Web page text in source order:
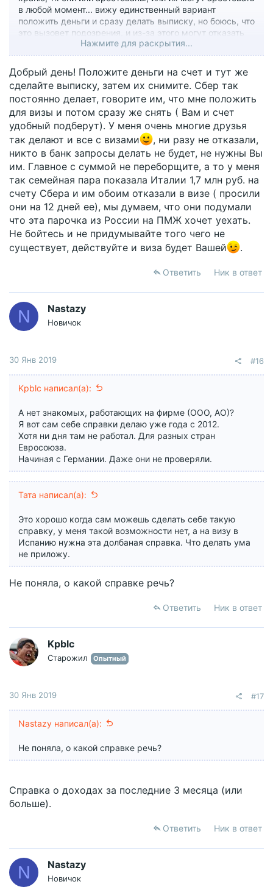
в любой момент... вижу единственный вариант
положить деньги и сразу делать выписку, но боюсь, что
это вызовет подозрения, и из-за этого могут отказать
((( рассматривала вариант спонсорства, но ехать
планирую одна.
кто делал - как?
Нажмите для раскрытия...
Добрый день! Положите деньги на счет и тут же
сделайте выписку, затем их снимите. Сбер так
постоянно делает, говорите им, что мне положить
для визы и потом сразу же снять ( Вам и счет
удобный подберут). У меня очень многие друзья
так делают и все с визами
, ни разу не отказали,
никто в банк запросы делать не будет, не нужны Вы
им. Главное с суммой не переборщите, а то у меня
так семейная пара показала Италии 1,7 млн руб. на
счету Сбера и им обоим отказали в визе ( просили
они на 12 дней ее), мы думаем, что они подумали
что эта парочка из России на ПМЖ хочет уехать.
Не бойтесь и не придумывайте того чего не
существует, действуйте и виза будет Вашей
.
Ответить Ник в ответ
N Nastazy
Новичок
30 Янв 2019 #16
Kpblc написал(а):
А нет знакомых, работающих на фирме (ООО, АО)?
Я вот сам себе справки делаю уже года с 2012.
Хотя ни дня там не работал. Для разных стран
Евросоюза.
Начиная с Германии. Даже они не проверяли.
Тата написал(а):
Это хорошо когда сам можешь сделать себе такую
справку, у меня такой возможности нет, а на визу в
Испанию нужна эта долбаная справка. Что делать ума
не приложу.
Не поняла, о какой справке речь?
Ответить Ник в ответ
Kpblc
Старожил Опытный
30 Янв 2019 #17
Nastazy написал(а):
Не поняла, о какой справке речь?
Справка о доходах за последние 3 месяца (или
больше).
Ответить Ник в ответ
N Nastazy
Новичок